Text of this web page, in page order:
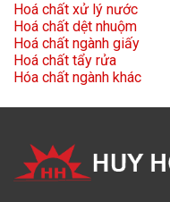
Hoá chất xử lý nước
Hoá chất dệt nhuộm
Hoá chất ngành giấy
Hoá chất tẩy rửa
Hóa chất ngành khác